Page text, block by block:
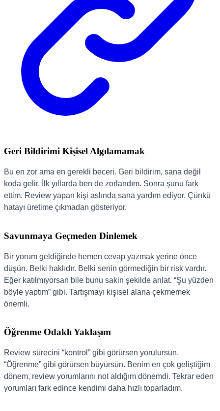
Geri Bildirimi Kişisel Algılamamak
Bu en zor ama en gerekli beceri. Geri bildirim, sana değil
koda gelir. İlk yıllarda ben de zorlandım. Sonra şunu fark
ettim. Review yapan kişi aslında sana yardım ediyor. Çünkü
hatayı üretime çıkmadan gösteriyor.
Savunmaya Geçmeden Dinlemek
Bir yorum geldiğinde hemen cevap yazmak yerine önce
düşün. Belki haklıdır. Belki senin görmediğin bir risk vardır.
Eğer katılmıyorsan bile bunu sakin şekilde anlat. “Şu yüzden
böyle yaptım” gibi. Tartışmayı kişisel alana çekmemek
önemli.
Öğrenme Odaklı Yaklaşım
Review sürecini “kontrol” gibi görürsen yorulursun.
“Öğrenme” gibi görürsen büyürsün. Benim en çok geliştiğim
dönem, review yorumlarını not aldığım dönemdi. Tekrar eden
yorumları fark edince kendimi daha hızlı toparladım.